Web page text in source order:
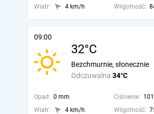
Wiatr:
4 km/h Wilgotność:
09:00
32°C
Odczuwalna 34°C
Bezchmurnie, słonecznie
Opad: 0 mm Ciśnienie:
Wiatr:
4 km/h Wilgotność: